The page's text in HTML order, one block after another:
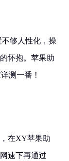
不够人性化，操
怀抱。苹果助
测一番！
在XY苹果助
速下再通过